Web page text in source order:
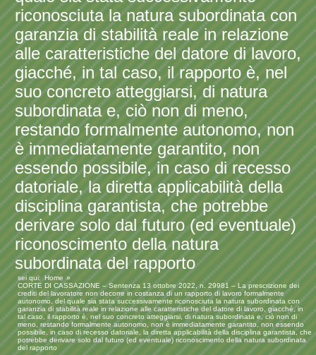
riconosciuta la natura subordinata con
garanzia di stabilità reale in relazione
alle caratteristiche del datore di lavoro,
giacché, in tal caso, il rapporto è, nel
suo concreto atteggiarsi, di natura
subordinata e, ciò non di meno,
restando formalmente autonomo, non
è immediatamente garantito, non
essendo possibile, in caso di recesso
datoriale, la diretta applicabilità della
disciplina garantista, che potrebbe
derivare solo dal futuro (ed eventuale)
riconoscimento della natura
subordinata del rapporto
sei qui:
Home
CORTE DI CASSAZIONE – Sentenza 13 ottobre 2022, n. 29981 – La prescrizione dei
crediti del lavoratore non decorre in costanza di un rapporto di lavoro formalmente
autonomo, del quale sia stata successivamente riconosciuta la natura subordinata con
garanzia di stabilità reale in relazione alle caratteristiche del datore di lavoro, giacché, in
tal caso, il rapporto è, nel suo concreto atteggiarsi, di natura subordinata e, ciò non di
meno, restando formalmente autonomo, non è immediatamente garantito, non essendo
possibile, in caso di recesso datoriale, la diretta applicabilità della disciplina garantista, che
potrebbe derivare solo dal futuro (ed eventuale) riconoscimento della natura subordinata
del rapporto